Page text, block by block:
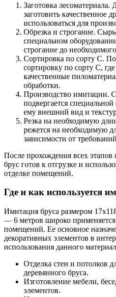
Заготовка лесоматериала.
заготовить качественное
использоваться для
Обрезка и строгание.
специальном
строгание до
Сортировка по сорту C.
сортировку по сорту C,
качественные
обработки.
Производство имитации.
подвергается
ему внешний вид и
Резка на необходимую
режется на необходимую
зависимости от
После прохождения всех
брус готов к отгрузке и
отделке помещений.
Где и как используется
Имитация бруса размером
— 6 метров широко применяется
помещений. Ее основное
декоративных элементов в
использования данного
Отделка стен и потолков
деревянного бруса.
Изготовление мебели,
элементов.